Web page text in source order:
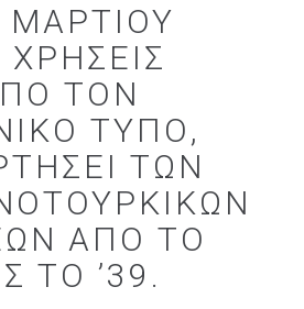
ΜΑΡΤΊΟΥ
ΧΡΉΣΕΙΣ
ΤΟΝ
ΤΎΠΟ,
ΤΩΝ
ΑΠΌ ΤΟ
ΤΟ ’39.